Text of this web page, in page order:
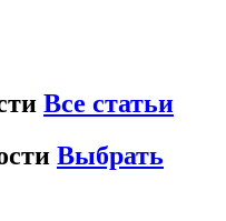
Все статьи
Выбрать